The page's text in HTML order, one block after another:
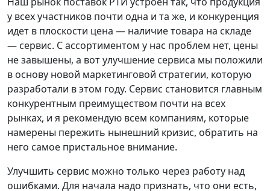
у всех участников почти одна и та же, и конкуренция
идет в плоскости цена — наличие товара на складе
— сервис. С ассортиментом у нас проблем нет, цены
не завышены, а вот улучшение сервиса мы положили
в основу новой маркетинговой стратегии, которую
разработали в этом году. Сервис становится главным
конкурентным преимуществом почти на всех
рынках, и я рекомендую всем компаниям, которые
намерены пережить нынешний кризис, обратить на
него самое пристальное внимание.
Улучшить сервис можно только через работу над
ошибками. Для начала надо признать, что они есть,